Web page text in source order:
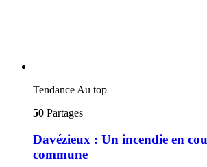
Tendance Au top
50 Partages
Davézieux : Un incendie en
commune